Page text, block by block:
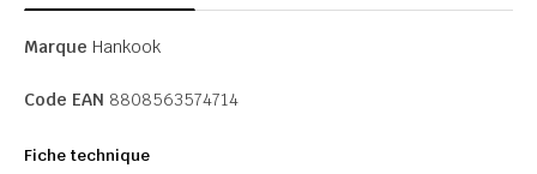
Marque Hankook
Code EAN 8808563574714
Fiche technique